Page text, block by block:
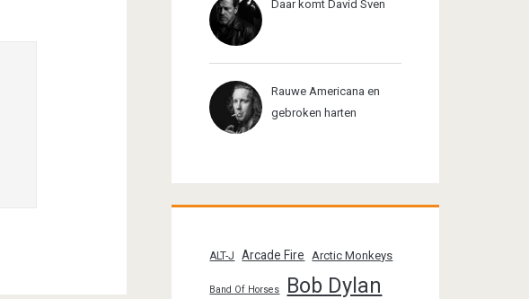
Daar komt David Sven
Rauwe Americana en
gebroken harten
ALT-J Arcade Fire Arctic Monkeys
Band Of Horses Bob Dylan